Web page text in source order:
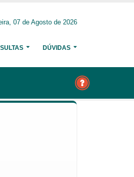
07 de Agosto de 2026
DÚVIDAS